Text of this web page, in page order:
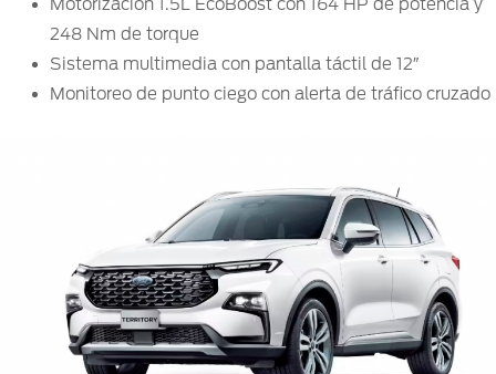
Motorización 1.5L EcoBoost con 164 HP de potencia y
248 Nm de torque
Sistema multimedia con pantalla táctil de 12″
Monitoreo de punto ciego con alerta de tráfico cruzado